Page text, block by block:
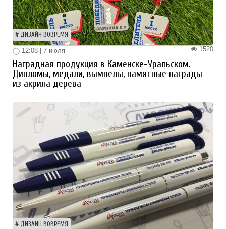
ДИЗАЙН ВОВРЕМЯ
1520
12:08 | 7 июля
Наградная продукция в Каменске-Уральском.
Дипломы, медали, вымпелы, памятные награды
из акрила дерева
ДИЗАЙН ВОВРЕМЯ